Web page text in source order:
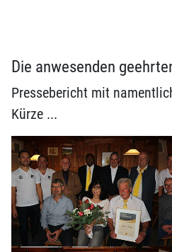
Die anwesenden
Pressebericht mit
Kürze ...